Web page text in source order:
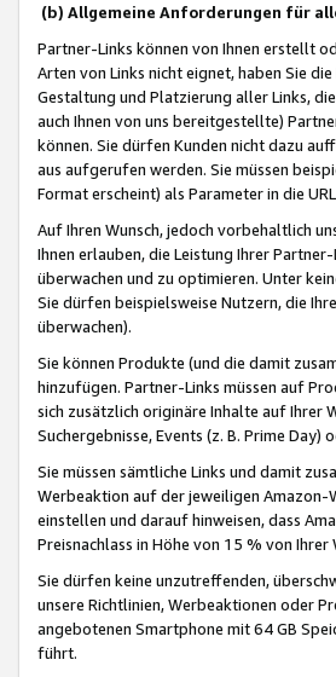
(b) Allgemeine Anforderungen für
Partner-Links können von Ihnen erstellt
Arten von Links nicht eignet, haben Sie
Gestaltung und Platzierung aller Links,
auch Ihnen von uns bereitgestellte)
können. Sie dürfen Kunden nicht dazu
aus aufgerufen werden. Sie müssen
Format erscheint) als Parameter in die
Auf Ihren Wunsch, jedoch vorbehaltlich
Ihnen erlauben, die Leistung Ihrer
überwachen und zu optimieren. Unter
Sie dürfen beispielsweise Nutzern, die
überwachen).
Sie können Produkte (und die damit
hinzufügen. Partner-Links müssen auf
sich zusätzlich originäre Inhalte auf Ihrer
Suchergebnisse, Events (z. B. Prime
Sie müssen sämtliche Links und damit
Werbeaktion auf der jeweiligen Amazon-
einstellen und darauf hinweisen, dass
Preisnachlass in Höhe von 15 % von
Sie dürfen keine unzutreffenden,
unsere Richtlinien, Werbeaktionen oder
angebotenen Smartphone mit 64 GB
führt.